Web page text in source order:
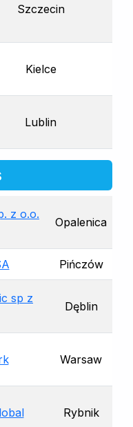
Szczecin
Kielce
Lublin
z o.o.
Opalenica
Pińczów
sp z
Dęblin
Warsaw
Rybnik